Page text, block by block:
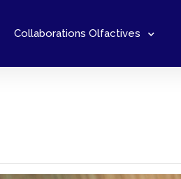
Collaborations Olfactives